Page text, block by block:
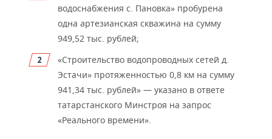
водоснабжения с. Пановка» пробурена
одна артезианская скважина на сумму
949,52 тыс. рублей;
«Строительство водопроводных сетей д.
Эстачи» протяженностью 0,8 км на сумму
941,34 тыс. рублей» — указано в ответе
татарстанского Минстроя на запрос
«Реального времени».